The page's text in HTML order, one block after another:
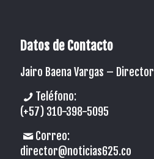
Datos de Contacto
Jairo Baena Vargas – Director
Teléfono:
(+57) 310-398-5095
Correo:
director@noticias625.co